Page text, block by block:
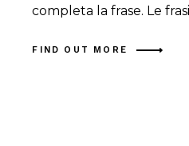
completa la frase. Le
FIND OUT MORE